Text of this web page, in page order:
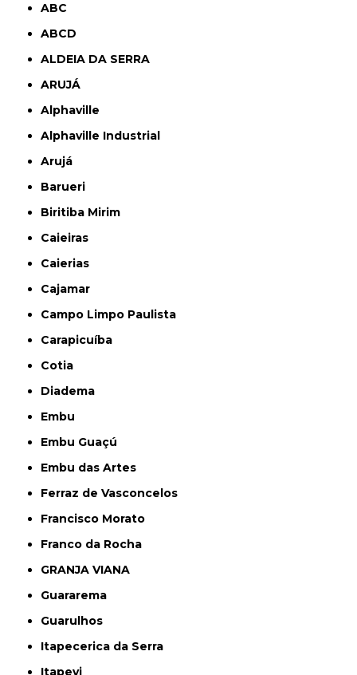
ABC
ABCD
ALDEIA DA SERRA
ARUJÁ
Alphaville
Alphaville Industrial
Arujá
Barueri
Biritiba Mirim
Caieiras
Caierias
Cajamar
Campo Limpo Paulista
Carapicuíba
Cotia
Diadema
Embu
Embu Guaçú
Embu das Artes
Ferraz de Vasconcelos
Francisco Morato
Franco da Rocha
GRANJA VIANA
Guararema
Guarulhos
Itapecerica da Serra